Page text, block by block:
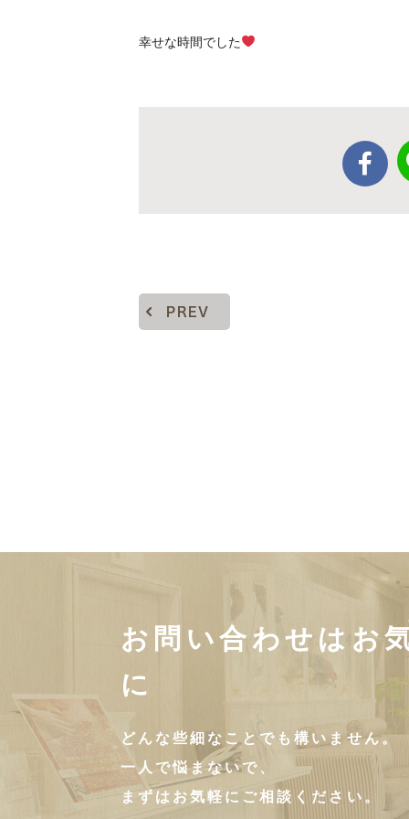
幸せな時間でした
PREV
お問い合わせはお
に
どんな些細なことでも構いません。
一人で悩まないで、
まずはお気軽にご相談ください。